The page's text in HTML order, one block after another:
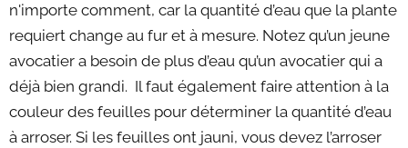
n'importe comment, car la quantité d’eau que la plante
requiert change au fur et à mesure. Notez qu’un jeune
avocatier a besoin de plus d’eau qu’un avocatier qui a
déjà bien grandi. Il faut également faire attention à la
couleur des feuilles pour déterminer la quantité d’eau
à arroser. Si les feuilles ont jauni, vous devez l’arroser